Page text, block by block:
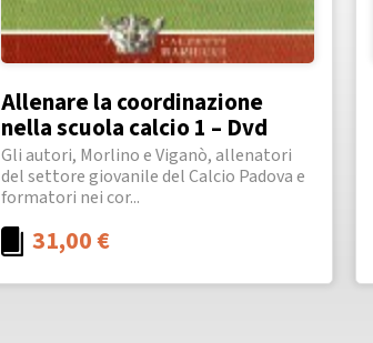
Allenare la coordinazione
nella scuola calcio 1 – Dvd
Gli autori, Morlino e Viganò, allenatori
del settore giovanile del Calcio Padova e
formatori nei cor...
31,00€